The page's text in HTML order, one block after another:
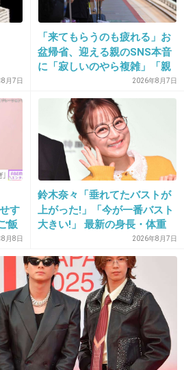
した。
たけど、受賞するほど良い
ようかなー
+16 -2
殺戮の連続で視聴断念し
うか。
。
月7日
「来てもらうのも疲れる」お
盆帰省、迎える親のSNS本音
に「寂しいのやら複雑」「親
孝行だと思っていたのに」
2026年8月7日
す
飯
月8日
鈴木奈々「垂れてたバストが
上がった!」「今が一番バスト
大きい!」 最新の身長・体重
2026年8月7日